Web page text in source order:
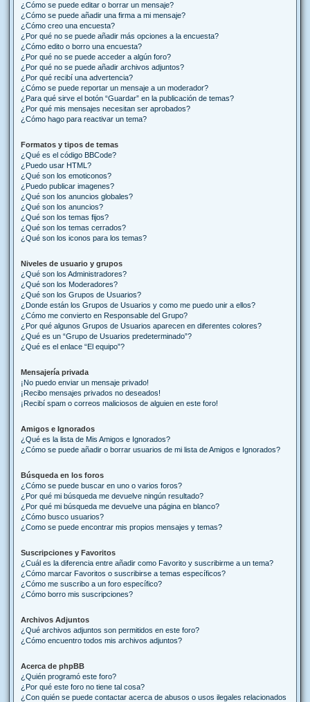
¿Cómo se puede editar o borrar un mensaje?
¿Cómo se puede añadir una firma a mi mensaje?
¿Cómo creo una encuesta?
¿Por qué no se puede añadir más opciones a la encuesta?
¿Cómo edito o borro una encuesta?
¿Por qué no se puede acceder a algún foro?
¿Por qué no se puede añadir archivos adjuntos?
¿Por qué recibí una advertencia?
¿Cómo se puede reportar un mensaje a un moderador?
¿Para qué sirve el botón “Guardar” en la publicación de temas?
¿Por qué mis mensajes necesitan ser aprobados?
¿Cómo hago para reactivar un tema?
Formatos y tipos de temas
¿Qué es el código BBCode?
¿Puedo usar HTML?
¿Qué son los emoticonos?
¿Puedo publicar imagenes?
¿Qué son los anuncios globales?
¿Qué son los anuncios?
¿Qué son los temas fijos?
¿Qué son los temas cerrados?
¿Qué son los iconos para los temas?
Niveles de usuario y grupos
¿Qué son los Administradores?
¿Qué son los Moderadores?
¿Qué son los Grupos de Usuarios?
¿Donde están los Grupos de Usuarios y como me puedo unir a ellos?
¿Cómo me convierto en Responsable del Grupo?
¿Por qué algunos Grupos de Usuarios aparecen en diferentes colores?
¿Qué es un “Grupo de Usuarios predeterminado”?
¿Qué es el enlace “El equipo”?
Mensajería privada
¡No puedo enviar un mensaje privado!
¡Recibo mensajes privados no deseados!
¡Recibí spam o correos maliciosos de alguien en este foro!
Amigos e Ignorados
¿Qué es la lista de Mis Amigos e Ignorados?
¿Cómo se puede añadir o borrar usuarios de mi lista de Amigos e Ignorados?
Búsqueda en los foros
¿Cómo se puede buscar en uno o varios foros?
¿Por qué mi búsqueda me devuelve ningún resultado?
¿Por qué mi búsqueda me devuelve una página en blanco?
¿Cómo busco usuarios?
¿Como se puede encontrar mis propios mensajes y temas?
Suscripciones y Favoritos
¿Cuál es la diferencia entre añadir como Favorito y suscribirme a un tema?
¿Cómo marcar Favoritos o suscribirse a temas específicos?
¿Cómo me suscribo a un foro específico?
¿Cómo borro mis suscripciones?
Archivos Adjuntos
¿Qué archivos adjuntos son permitidos en este foro?
¿Cómo encuentro todos mis archivos adjuntos?
Acerca de phpBB
¿Quién programó este foro?
¿Por qué este foro no tiene tal cosa?
¿Con quién se puede contactar acerca de abusos o usos ilegales relacionados